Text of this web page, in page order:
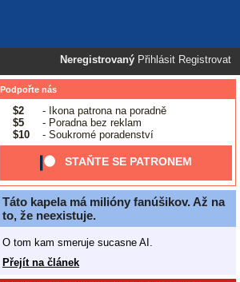
Neregistrovaný Přihlásit Registrovat
Podpořte nás
$2
- Ikona patrona na poradně
$5
- Poradna bez reklam
$10
- Soukromé poradenství
STAŇTE SE PATRONEM
Táto kapela má milióny fanúšikov. Až na
to, že neexistuje.
O tom kam smeruje sucasne AI.
Přejít na článek